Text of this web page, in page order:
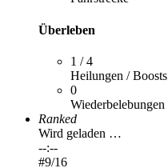
Überleben
1 / 4
Heilungen / Boosts
0
Wiederbelebungen
Ranked
Wird geladen …
--:--
#9/16